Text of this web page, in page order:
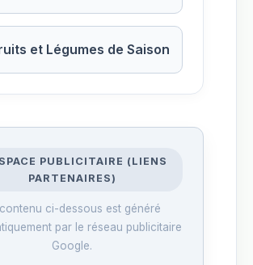
et Légumes de Saison
PUBLICITAIRE (LIENS
PARTENAIRES)
contenu ci-dessous est généré
par le réseau publicitaire
Google.